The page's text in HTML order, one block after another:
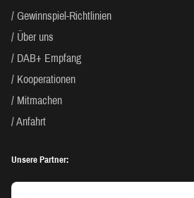
Gewinnspiel-Richtlinien
Über uns
DAB+ Empfang
Kooperationen
Mitmachen
Anfahrt
Unsere Partner: